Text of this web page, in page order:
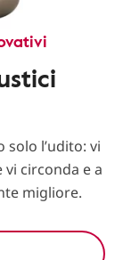
l’udito: vi
circonda e a
migliore.